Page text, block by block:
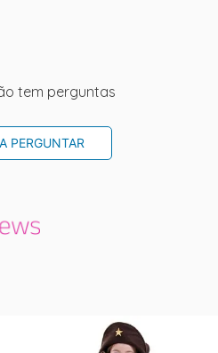
tem perguntas
PERGUNTAR